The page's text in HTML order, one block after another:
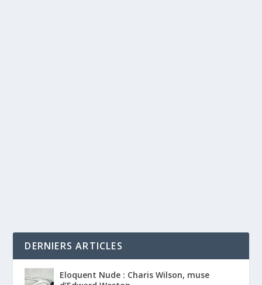
DERNIERS ARTICLES
Eloquent Nude : Charis Wilson, muse